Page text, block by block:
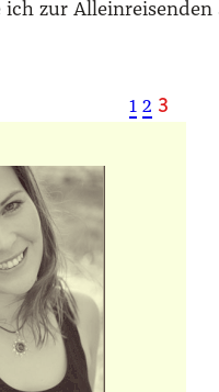
zur Alleinreisenden
1 2 3